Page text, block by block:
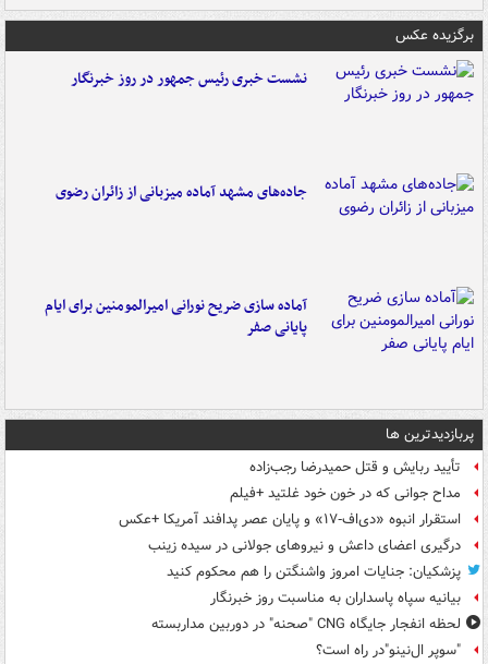
برگزیده عکس
نشست خبری رئیس جمهور در روز خبرنگار
جاده‌های مشهد آماده میزبانی از زائران رضوی
آماده سازی ضریح نورانی امیرالمومنین برای ایام
پایانی صفر
پربازدیدترین ها
تأیید ربایش و قتل حمیدرضا رجب‌زاده
مداح جوانی که در خون خود غلتید +فیلم
استقرار انبوه «دی‌اف‑۱۷» و پایان عصر پدافند آمریکا +عکس
درگیری اعضای داعش و نیروهای جولانی در سیده زینب
پزشکیان: جنایات امروز واشنگتن را هم محکوم کنید
بیانیه سپاه پاسداران به مناسبت روز خبرنگار
لحظه انفجار جایگاه CNG "صحنه" در دوربین مداربسته
"سوپر ال‌نینو"در راه است؟